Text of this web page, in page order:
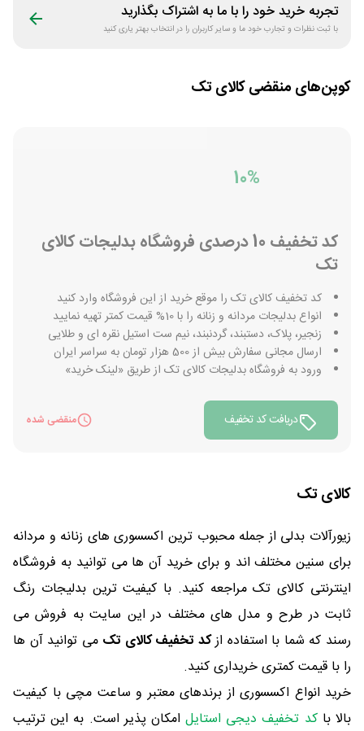
تجربه خرید خود را با ما به اشتراک بگذارید
با ثبت نظرات و تجارب خود ما و سایر کاربران را در انتخاب بهتر یاری کنید
کوپن‌های منقضیکالای تک
10%
کد تخفیف 10 درصدی فروشگاه بدلیجات کالای
تک
کد تخفیف کالای تک را موقع خرید از این فروشگاه وارد کنید
انواع بدلیجات مردانه و زنانه را با 10% قیمت کمتر تهیه نمایید
زنجیر، پلاک، دستبند، گردنبند، نیم ست استیل نقره ای و طلایی
ارسال مجانی سفارش بیش از 500 هزار تومان به سراسر ایران
ورود به فروشگاه بدلیجات کالای تک از طریق «لینک خرید»
دریافت کد تخفیف منقضی شده
کالای تک
زیورآلات بدلی از جمله محبوب ترین اکسسوری های زنانه و مردانه
برای سنین مختلف اند و برای خرید آن ها می توانید به فروشگاه
اینترنتی کالای تک مراجعه کنید. با کیفیت ترین بدلیجات رنگ
ثابت در طرح و مدل های مختلف در این سایت به فروش می
رسند که شما با استفاده ازکد تخفیف کالای تک می توانید آن ها
را با قیمت کمتری خریداری کنید.
خرید انواع اکسسوری از برندهای معتبر و ساعت مچی با کیفیت
بالا باکد تخفیف دیجی استایلامکان پذیر است. به این ترتیب